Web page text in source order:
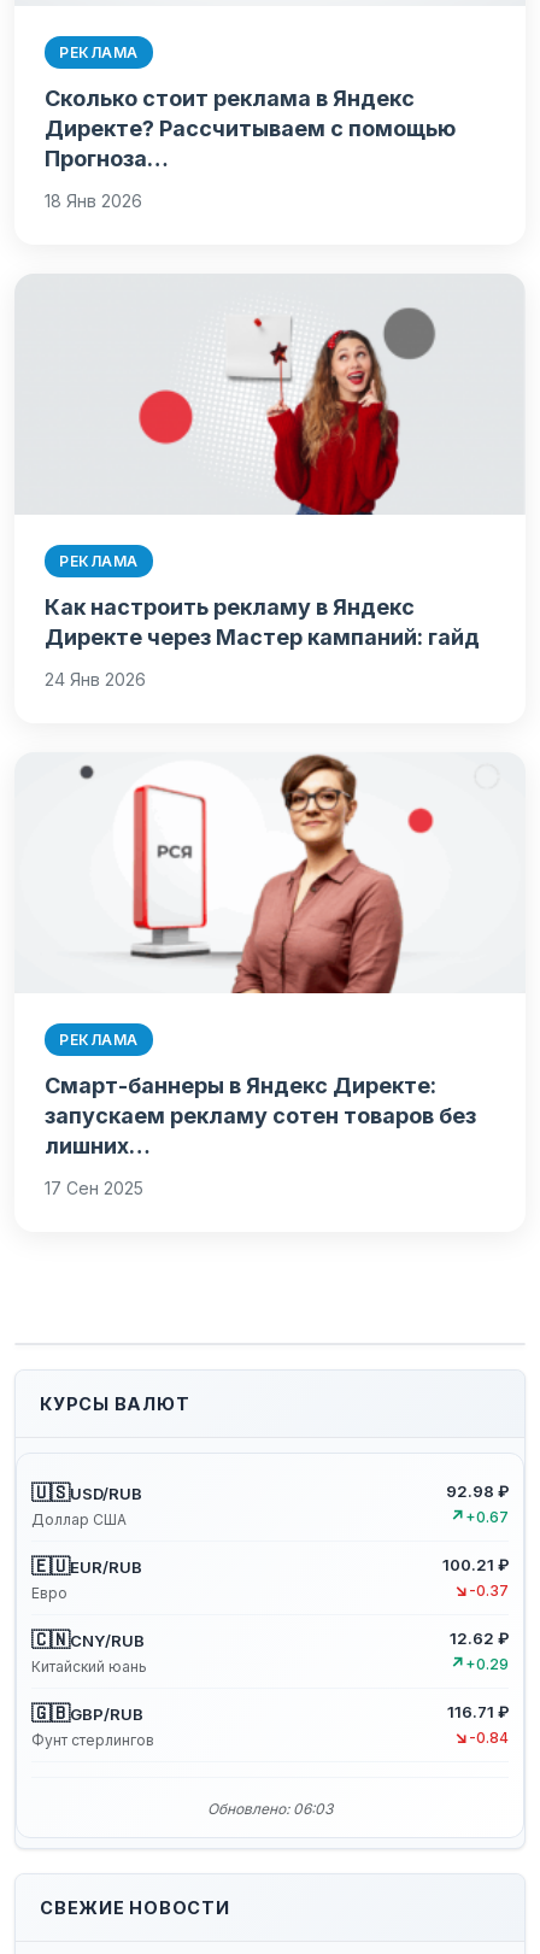
РЕКЛАМА
Сколько стоит реклама в Яндекс
Директе? Рассчитываем с помощью
Прогноза…
18 Янв 2026
РЕКЛАМА
Как настроить рекламу в Яндекс
Директе через Мастер кампаний: гайд
24 Янв 2026
РЕКЛАМА
Смарт-баннеры в Яндекс Директе:
запускаем рекламу сотен товаров без
лишних…
17 Сен 2025
КУРСЫ ВАЛЮТ
🇺🇸USD/RUB
Доллар США
92.98 ₽
↗ +0.67
🇪🇺EUR/RUB
Евро
100.21 ₽
↘ -0.37
🇨🇳CNY/RUB
Китайский юань
12.62 ₽
↗ +0.29
🇬🇧GBP/RUB
Фунт стерлингов
116.71 ₽
↘ -0.84
Обновлено: 06:03
СВЕЖИЕ НОВОСТИ